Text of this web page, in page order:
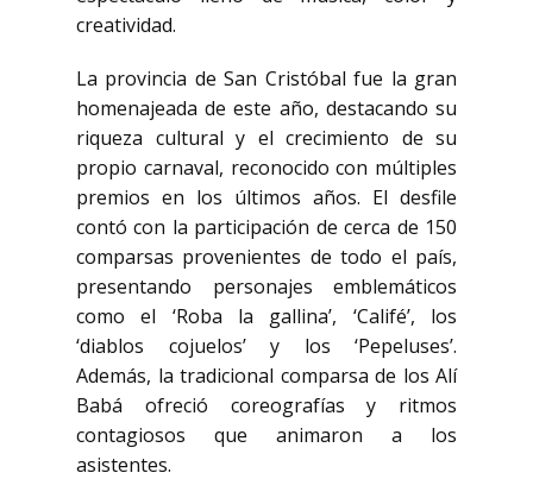
creatividad.​
La provincia de San Cristóbal fue la gran
homenajeada de este año, destacando su
riqueza cultural y el crecimiento de su
propio carnaval, reconocido con múltiples
premios en los últimos años. El desfile
contó con la participación de cerca de 150
comparsas provenientes de todo el país,
presentando personajes emblemáticos
como el ‘Roba la gallina’, ‘Califé’, los
‘diablos cojuelos’ y los ‘Pepeluses’.
Además, la tradicional comparsa de los Alí
Babá ofreció coreografías y ritmos
contagiosos que animaron a los
asistentes.​